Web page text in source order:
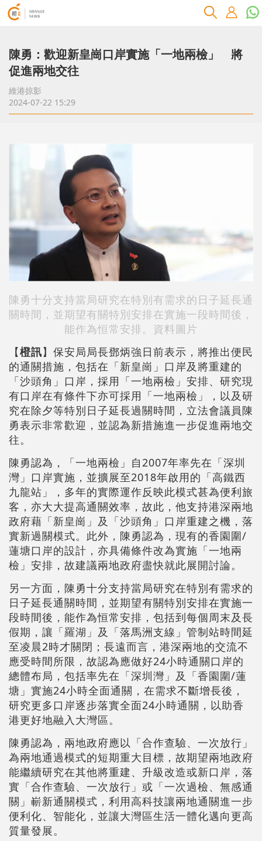
陳勇：歡迎新皇崗口岸實施「一地兩檢」 將
促進兩地交往
維港掠影
2024-07-22 15:29
陳勇十分支持當局研究在特別有需求的日子延長通
關時間，並期望有關特別安排在實施一段時間後，
能作為恒常安排。資料圖片
【橙訊】保安局局長鄧炳強日前表示，將推出便民
的通關措施，包括在「新皇崗」口岸及將重建的
「沙頭角」口岸，採用「一地兩檢」安排、研究現
有口岸在有條件下亦可採用「一地兩檢」，以及研
究在除夕等特別日子延長過關時間，立法會議員陳
勇表示非常歡迎，並認為新措施進一步促進兩地交
往。
陳勇認為，「一地兩檢」自2007年率先在「深圳
灣」口岸實施，並擴展至2018年啟用的「高鐵西
九龍站」，多年的實際運作反映此模式甚為便利旅
客，亦大大提高通關效率，故此，他支持港深兩地
政府藉「新皇崗」及「沙頭角」口岸重建之機，落
實新過關模式。此外，陳勇認為，現有的香園圍/
蓮塘口岸的設計，亦具備條件改為實施「一地兩
檢」安排，故建議兩地政府盡快就此展開討論。
另一方面，陳勇十分支持當局研究在特別有需求的
日子延長通關時間，並期望有關特別安排在實施一
段時間後，能作為恒常安排，包括到每個周末及長
假期，讓「羅湖」及「落馬洲支線」管制站時間延
至凌晨2時才關閉；長遠而言，港深兩地的交流不
應受時間所限，故認為應做好24小時通關口岸的
總體布局，包括率先在「深圳灣」及「香園圍/蓮
塘」實施24小時全面通關，在需求不斷增長後，
研究更多口岸逐步落實全面24小時通關，以助香
港更好地融入大灣區。
陳勇認為，兩地政府應以「合作查驗、一次放行」
為兩地通過模式的短期重大目標，故期望兩地政府
能繼續研究在其他將重建、升級改造或新口岸，落
實「合作查驗、一次放行」或「一次過檢、無感通
關」嶄新通關模式，利用高科技讓兩地通關進一步
便利化、智能化，並讓大灣區生活一體化邁向更高
質量發展。